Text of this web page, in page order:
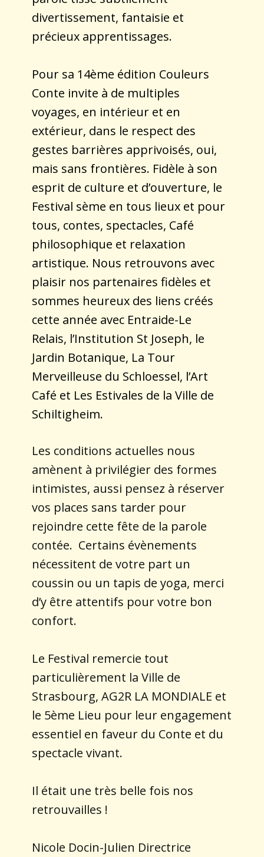
divertissement, fantaisie et
précieux apprentissages.
Pour sa 14ème édition Couleurs
Conte invite à de multiples
voyages, en intérieur et en
extérieur, dans le respect des
gestes barrières apprivoisés, oui,
mais sans frontières. Fidèle à son
esprit de culture et d’ouverture, le
Festival sème en tous lieux et pour
tous, contes, spectacles, Café
philosophique et relaxation
artistique. Nous retrouvons avec
plaisir nos partenaires fidèles et
sommes heureux des liens créés
cette année avec Entraide-Le
Relais, l’Institution St Joseph, le
Jardin Botanique, La Tour
Merveilleuse du Schloessel, l’Art
Café et Les Estivales de la Ville de
Schiltigheim.
Les conditions actuelles nous
amènent à privilégier des formes
intimistes, aussi pensez à réserver
vos places sans tarder pour
rejoindre cette fête de la parole
contée. Certains évènements
nécessitent de votre part un
coussin ou un tapis de yoga, merci
d’y être attentifs pour votre bon
confort.
Le Festival remercie tout
particulièrement la Ville de
Strasbourg, AG2R LA MONDIALE et
le 5ème Lieu pour leur engagement
essentiel en faveur du Conte et du
spectacle vivant.
Il était une très belle fois nos
retrouvailles !
Nicole Docin-Julien Directrice